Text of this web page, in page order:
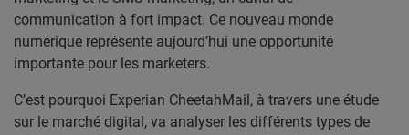
communication à fort impact. Ce nouveau monde
numérique représente aujourd’hui une opportunité
importante pour les marketers.
C’est pourquoi Experian CheetahMail, à travers une étude
sur le marché digital, va analyser les différents types de